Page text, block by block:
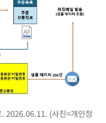
2026.06.11. (사진=개인정